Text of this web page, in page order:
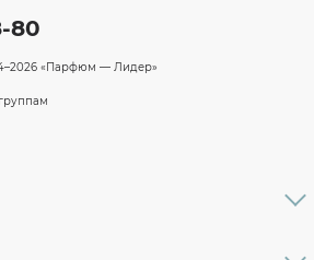
80
«Парфюм — Лидер»